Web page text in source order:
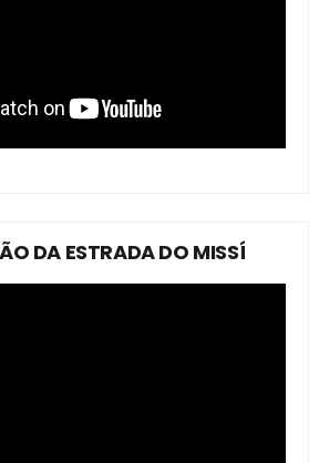
DA ESTRADA DO MISSÍ